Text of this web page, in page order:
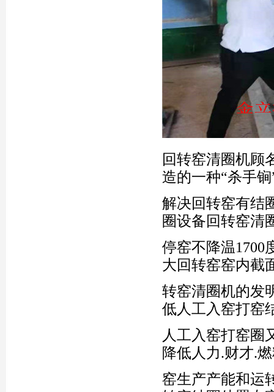
回转窑清圈机顾
造的一种“杀手
解决回转窑有结
圈设备回转窑清
停窑不降温1700
大回转窑窑内截
转窑清圈机的发
低人工入窑打窑
人工入窑打窑圈
降低人力.财才.
窑生产产能和运